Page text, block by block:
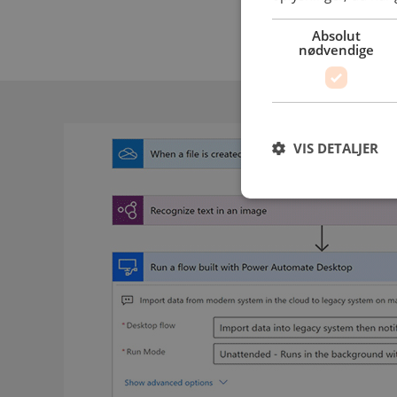
Absolut
nødvendige
VIS DETALJER